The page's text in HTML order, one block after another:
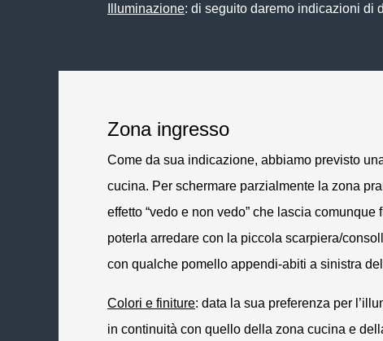
Illuminazione: di seguito daremo indicazioni di
Zona ingresso
Come da sua indicazione, abbiamo previsto
cucina. Per schermare parzialmente la zona
effetto “vedo e non vedo” che lascia
poterla arredare con la piccola scarpiera/
con qualche pomello appendi-abiti a sinistra
Colori e finiture: data la sua preferenza per
in continuità con quello della zona cucina e